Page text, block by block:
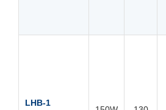
LHB-1